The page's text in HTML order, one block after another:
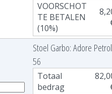
VOORSCHOT
TE BETALEN
(10%)
Stoel Garbo: Adore Petrol
56
Totaal
bedrag